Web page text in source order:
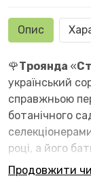
Опис
🌹Троянда «
український
справжньою
ботанічного
році, а його
'Kronenbourg'.
Продовжити